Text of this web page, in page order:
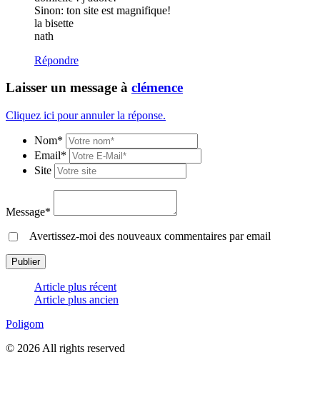
Sinon: ton site est magnifique!
la bisette
nath
Répondre
Laisser un message à clémence
Cliquez ici pour annuler la réponse.
Nom*
Email*
Site
Message*
Avertissez-moi des nouveaux commentaires par email
Article plus récent
Article plus ancien
Poligom
© 2026 All rights reserved